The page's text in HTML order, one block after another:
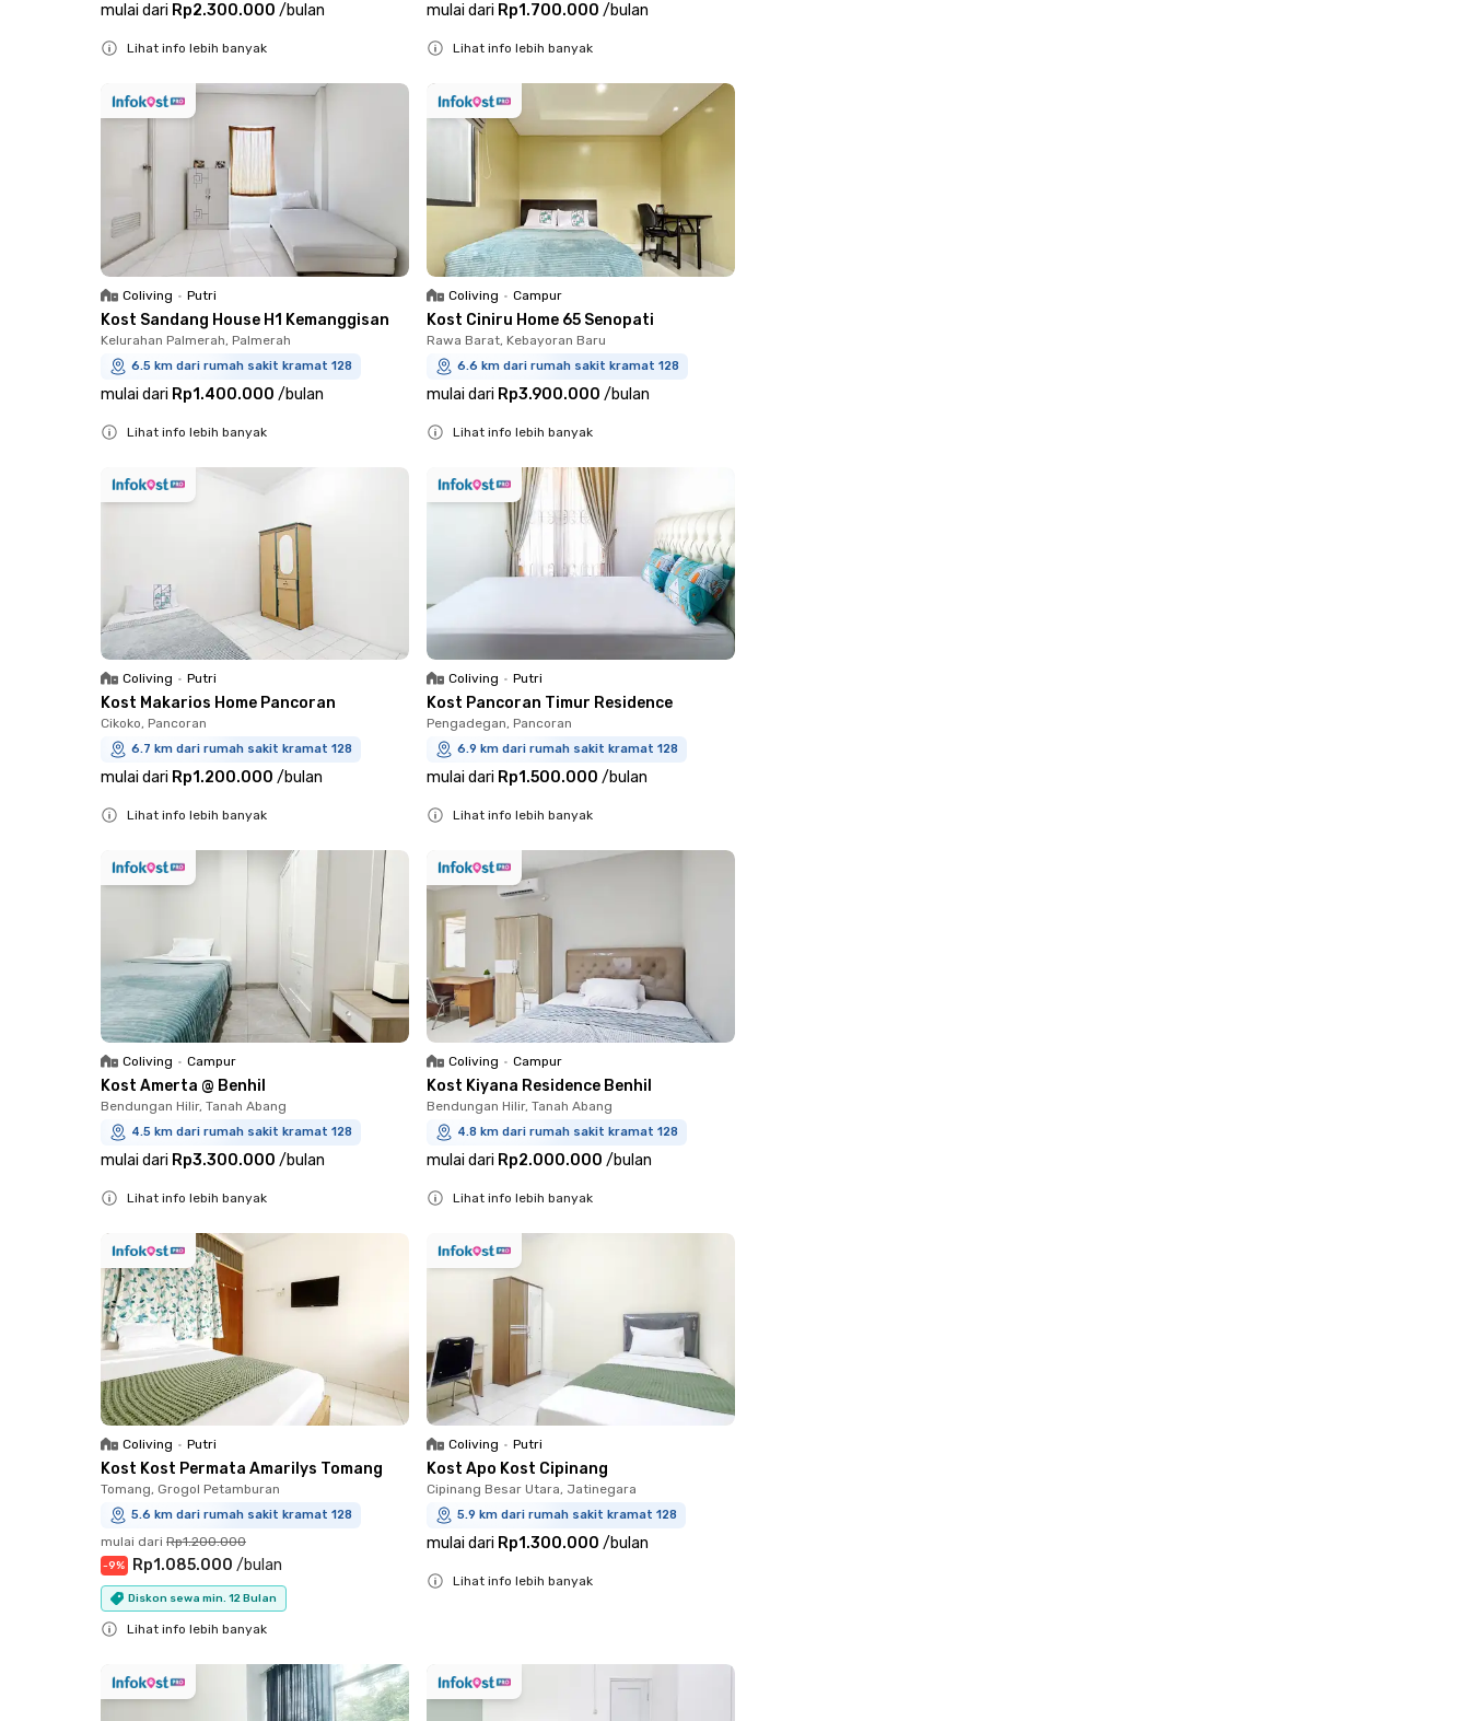
mulai dari Rp2.300.000 /bulan
Lihat info lebih banyak
mulai dari Rp1.700.000 /bulan
Lihat info lebih banyak
Coliving • Putri
Kost Sandang House H1 Kemanggisan
Kelurahan Palmerah, Palmerah
6.5 km dari rumah sakit kramat 128
mulai dari Rp1.400.000 /bulan
Lihat info lebih banyak
Coliving • Campur
Kost Ciniru Home 65 Senopati
Rawa Barat, Kebayoran Baru
6.6 km dari rumah sakit kramat 128
mulai dari Rp3.900.000 /bulan
Lihat info lebih banyak
Coliving • Putri
Kost Makarios Home Pancoran
Cikoko, Pancoran
6.7 km dari rumah sakit kramat 128
mulai dari Rp1.200.000 /bulan
Lihat info lebih banyak
Coliving • Putri
Kost Pancoran Timur Residence
Pengadegan, Pancoran
6.9 km dari rumah sakit kramat 128
mulai dari Rp1.500.000 /bulan
Lihat info lebih banyak
Coliving • Campur
Kost Amerta @ Benhil
Bendungan Hilir, Tanah Abang
4.5 km dari rumah sakit kramat 128
mulai dari Rp3.300.000 /bulan
Lihat info lebih banyak
Coliving • Campur
Kost Kiyana Residence Benhil
Bendungan Hilir, Tanah Abang
4.8 km dari rumah sakit kramat 128
mulai dari Rp2.000.000 /bulan
Lihat info lebih banyak
Coliving • Putri
Kost Kost Permata Amarilys Tomang
Tomang, Grogol Petamburan
5.6 km dari rumah sakit kramat 128
mulai dari Rp1.200.000
-9% Rp1.085.000 /bulan
Diskon sewa min. 12 Bulan
Lihat info lebih banyak
Coliving • Putri
Kost Apo Kost Cipinang
Cipinang Besar Utara, Jatinegara
5.9 km dari rumah sakit kramat 128
mulai dari Rp1.300.000 /bulan
Lihat info lebih banyak